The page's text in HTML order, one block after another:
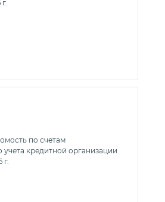
по счетам
учета кредитной организации
г.